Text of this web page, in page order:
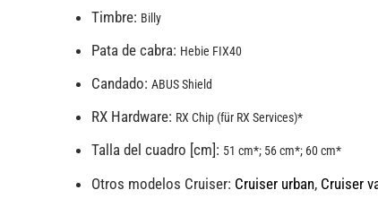
Timbre: Billy
Pata de cabra: Hebie FIX40
Candado: ABUS Shield
RX Hardware: RX Chip (für RX Services)*
Talla del cuadro [cm]: 51 cm*; 56 cm*; 60 cm*
Otros modelos Cruiser: Cruiser urban,Cruiser